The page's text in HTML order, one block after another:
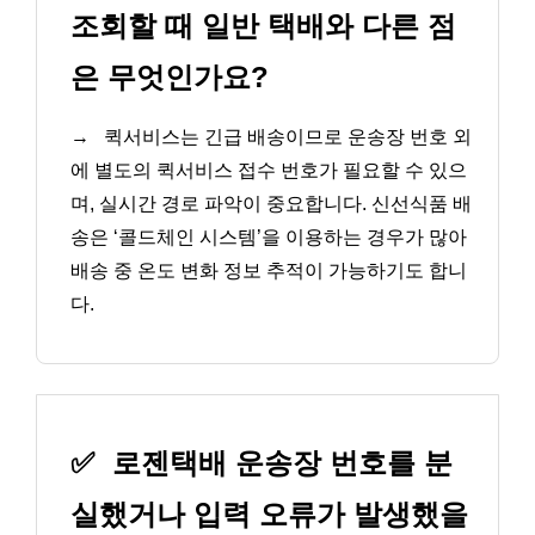
조회할 때 일반 택배와 다른 점
은 무엇인가요?
→
퀵서비스는 긴급 배송이므로 운송장 번호 외
에 별도의 퀵서비스 접수 번호가 필요할 수 있으
며, 실시간 경로 파악이 중요합니다. 신선식품 배
송은 ‘콜드체인 시스템’을 이용하는 경우가 많아
배송 중 온도 변화 정보 추적이 가능하기도 합니
다.
✅ 로젠택배 운송장 번호를 분
실했거나 입력 오류가 발생했을